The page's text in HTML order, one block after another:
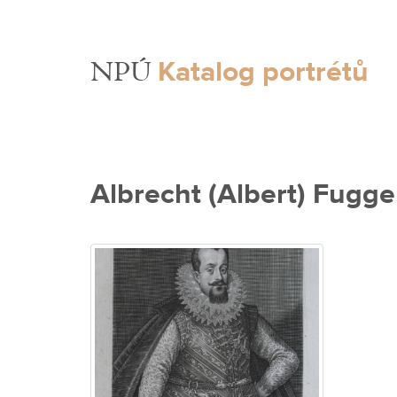
NPÚ Katalog portrétů
Albrecht (Albert)